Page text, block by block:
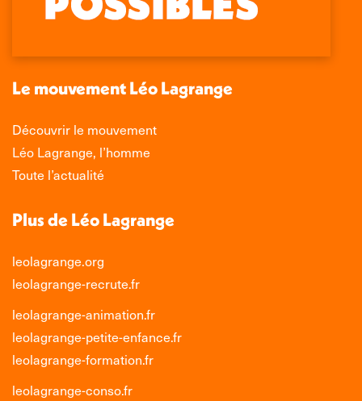
s'ouvre
une
fenêtre
s'ouvre
une
fenêtre
s'ouvre
une
fenêtre
s'ouvre
une
nouvelle
fenêtre
Le mouvement Léo Lagrange
Découvrir le mouvement
Léo Lagrange, l’homme
Toute l’actualité
Plus de Léo Lagrange
leolagrange.org
leolagrange-recrute.fr
leolagrange-animation.fr
leolagrange-petite-enfance.fr
leolagrange-formation.fr
leolagrange-conso.fr